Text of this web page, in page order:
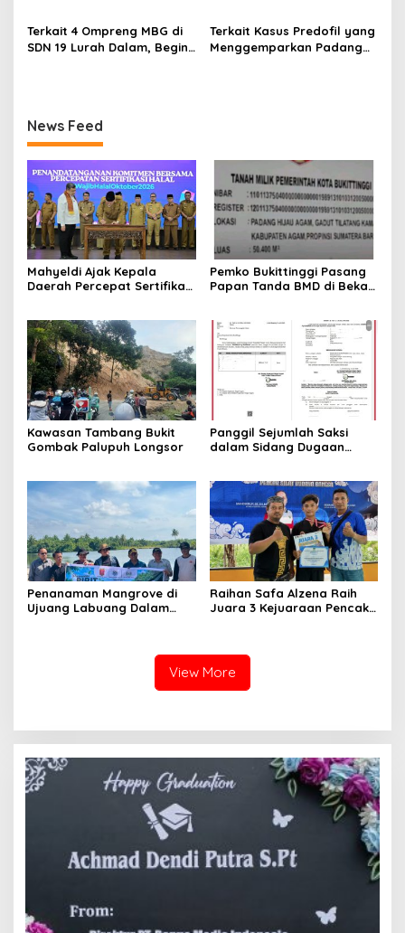
Sedunia
Sumatera Barat
Terkait 4 Ompreng MBG di
SDN 19 Lurah Dalam, Begini
Terkait Kasus Predofil yang
Menggemparkan Padang
News Feed
Mahyeldi Ajak Kepala
Daerah Percepat Sertifikasi
Nasional
Pemko Bukittinggi Pasang
Papan Tanda BMD di Bekas
Kawasan Tambang Bukit
Gombak Palupuh Longsor
Panggil Sejumlah Saksi
dalam Sidang Dugaan
Penanaman Mangrove di
Ujuang Labuang Dalam
Raihan Safa Alzena Raih
Juara 3 Kejuaraan Pencak
View More